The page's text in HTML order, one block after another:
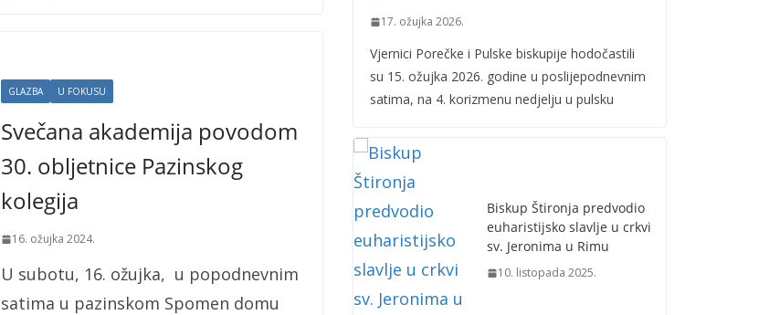
GLAZBA U FOKUSU
Svečana akademija povodom
30. obljetnice Pazinskog
kolegija
16. ožujka 2024.
U subotu, 16. ožujka, u popodnevnim
satima u pazinskom Spomen domu
17. ožujka 2026.
Vjernici Porečke i Pulske biskupije hodočastili
su 15. ožujka 2026. godine u poslijepodnevnim
satima, na 4. korizmenu nedjelju u pulsku
Biskup Štironja predvodio
euharistijsko slavlje u crkvi
sv. Jeronima u Rimu
10. listopada 2025.